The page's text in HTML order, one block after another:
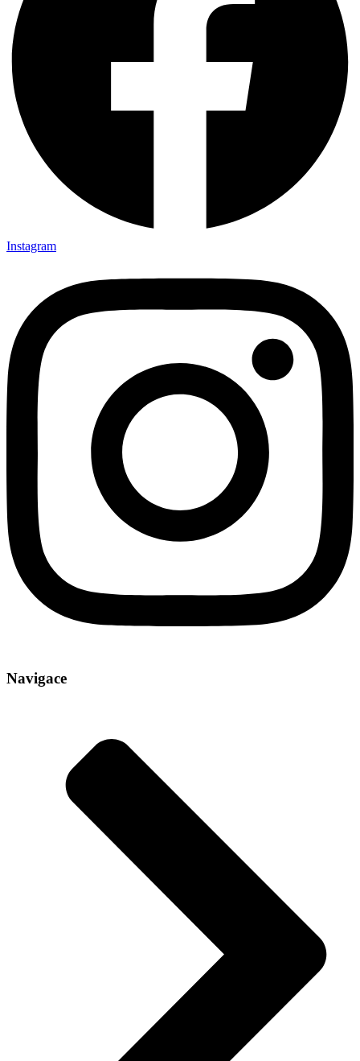
Instagram
Navigace